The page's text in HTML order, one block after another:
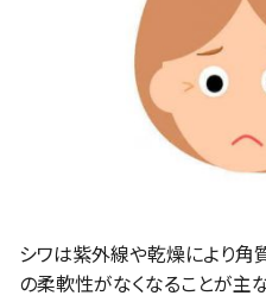
シワは紫外線や乾燥により角
の柔軟性がなくなることが主